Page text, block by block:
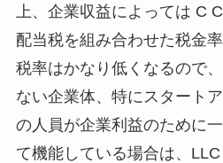
上、企業収益によっては C
配当税を組み合わせた税金
税率はかなり低くなるので
ない企業体、特にスタート
の人員が企業利益のために
て機能している場合は、